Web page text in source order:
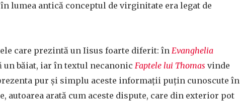
lumea antică conceptul de virginitate era legat de
care prezintă un Iisus foarte diferit: în Evanghelia
un băiat, iar în textul necanonic Faptele lui Thomas vinde
pur și simplu aceste informații puțin cunoscute în
autoarea arată cum aceste dispute, care din exterior pot